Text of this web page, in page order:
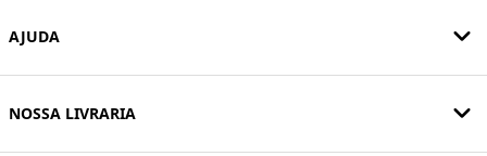
AJUDA
NOSSA LIVRARIA